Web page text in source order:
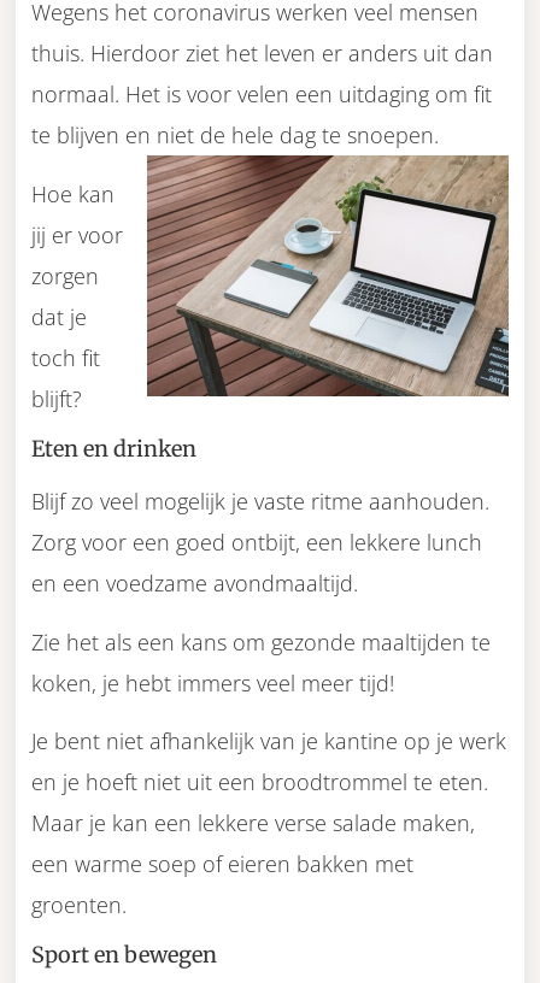
Wegens het coronavirus werken veel mensen
thuis. Hierdoor ziet het leven er anders uit dan
normaal. Het is voor velen een uitdaging om fit
te blijven en niet de hele dag te snoepen.
Hoe kan
jij er voor
zorgen
dat je
toch fit
blijft?
Eten en drinken
Blijf zo veel mogelijk je vaste ritme aanhouden.
Zorg voor een goed ontbijt, een lekkere lunch
en een voedzame avondmaaltijd.
Zie het als een kans om gezonde maaltijden te
koken, je hebt immers veel meer tijd!
Je bent niet afhankelijk van je kantine op je werk
en je hoeft niet uit een broodtrommel te eten.
Maar je kan een lekkere verse salade maken,
een warme soep of eieren bakken met
groenten.
Sport en bewegen